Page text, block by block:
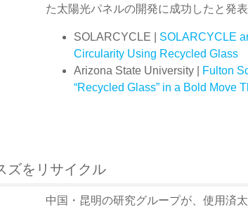
た太陽光パネルの開発に成功したと発表
SOLARCYCLE | SOLARCYCLE
Circularity Using Recycled Glass
Arizona State University |
Fulton
“Recycled Glass” in a Bold Move
ズをリサイクル
中国・昆明の研究グループが、使用済